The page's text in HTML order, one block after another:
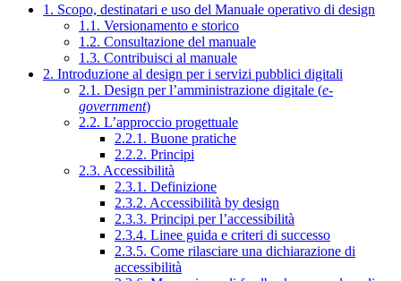
1. Scopo, destinatari e uso del Manuale operativo di design
1.1. Versionamento e storico
1.2. Consultazione del manuale
1.3. Contribuisci al manuale
2. Introduzione al design per i servizi pubblici digitali
2.1. Design per l’amministrazione digitale (e-
government)
2.2. L’approccio progettuale
2.2.1. Buone pratiche
2.2.2. Principi
2.3. Accessibilità
2.3.1. Definizione
2.3.2. Accessibilità by design
2.3.3. Principi per l’accessibilità
2.3.4. Linee guida e criteri di successo
2.3.5. Come rilasciare una dichiarazione di
accessibilità